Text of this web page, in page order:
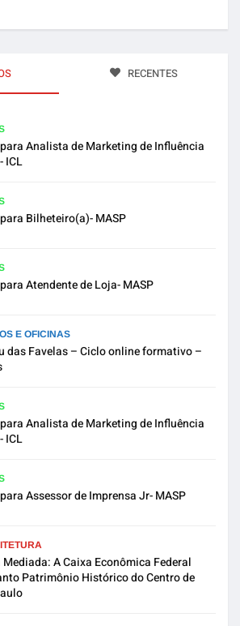
RECENTES
Analista de Marketing de Influência
ICL
Bilheteiro(a)- MASP
Atendente de Loja- MASP
E OFICINAS
das Favelas – Ciclo online formativo –
Analista de Marketing de Influência
ICL
Assessor de Imprensa Jr- MASP
A Caixa Econômica Federal
Patrimônio Histórico do Centro de